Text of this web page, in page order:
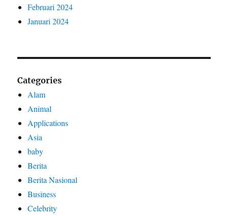
Februari 2024
Januari 2024
Categories
Alam
Animal
Applications
Asia
baby
Berita
Berita Nasional
Business
Celebrity